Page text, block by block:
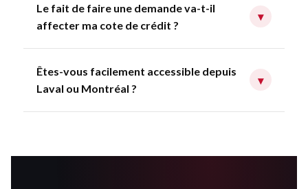
Le fait de faire une demande va-t-il
affecter ma cote de crédit ?
▾
Êtes-vous facilement accessible depuis
Laval ou Montréal ?
▾